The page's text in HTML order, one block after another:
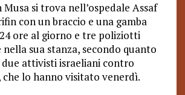
si trova nell’ospedale Assaf
con un braccio e una gamba
ore al giorno e tre poliziotti
sua stanza, secondo quanto
attivisti israeliani contro
che lo hanno visitato venerdì.